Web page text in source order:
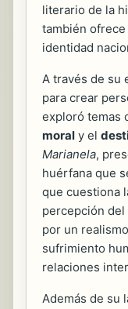
literario de la
también
identidad
A través de su
para crear
exploró temas
moral y el
Marianela,
huérfana que
que cuestiona
percepción
por un
sufrimiento
relaciones
Además de su